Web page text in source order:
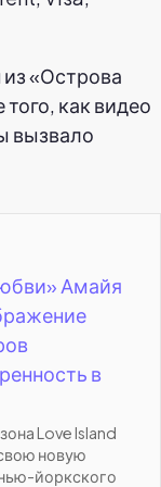
«Острова
как видео
вызвало
Амайя
в
Love Island
новую
йоркского